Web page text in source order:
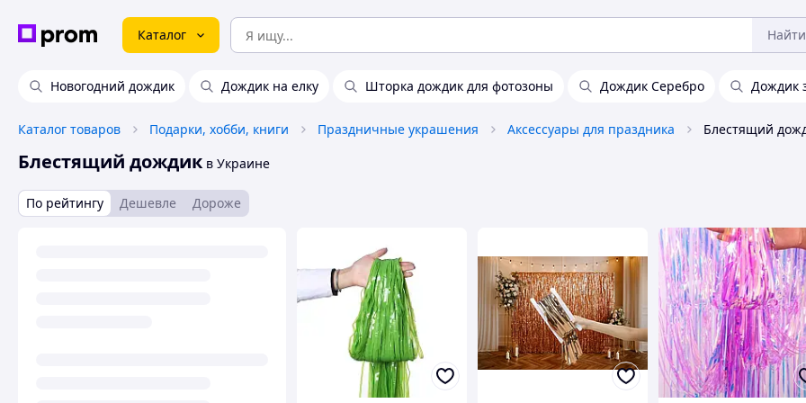
Каталог Найти
Новогодний дождик Дождик на елку Шторка дождик для фотозоны Дождик Серебро Дождик
Каталог товаров Подарки, хобби, книги Праздничные украшения Аксессуары для праздника Блестящий
Блестящий дождик в Украине
По рейтингу Дешевле Дороже